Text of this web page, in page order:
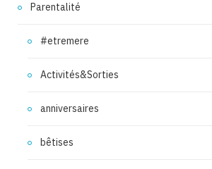
Parentalité
#etremere
Activités&Sorties
anniversaires
bêtises